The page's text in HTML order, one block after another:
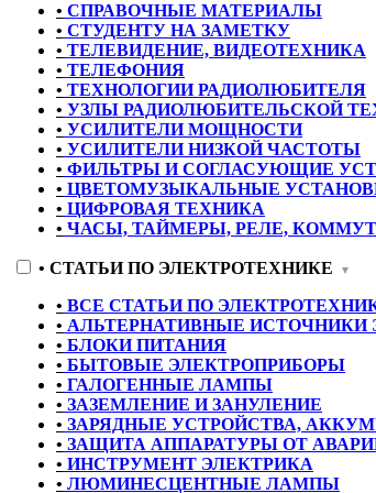
• СПРАВОЧНЫЕ МАТЕРИАЛЫ
• СТУДЕНТУ НА ЗАМЕТКУ
• ТЕЛЕВИДЕНИЕ, ВИДЕОТЕХНИКА
• ТЕЛЕФОНИЯ
• ТЕХНОЛОГИИ РАДИОЛЮБИТЕЛЯ
• УЗЛЫ РАДИОЛЮБИТЕЛЬСКОЙ
• УСИЛИТЕЛИ МОЩНОСТИ
• УСИЛИТЕЛИ НИЗКОЙ ЧАСТОТЫ
• ФИЛЬТРЫ И СОГЛАСУЮЩИЕ
• ЦВЕТОМУЗЫКАЛЬНЫЕ
• ЦИФРОВАЯ ТЕХНИКА
• ЧАСЫ, ТАЙМЕРЫ, РЕЛЕ,
• СТАТЬИ ПО ЭЛЕКТРОТЕХНИКЕ ▼
• ВСЕ СТАТЬИ ПО
• АЛЬТЕРНАТИВНЫЕ ИСТОЧНИКИ
• БЛОКИ ПИТАНИЯ
• БЫТОВЫЕ ЭЛЕКТРОПРИБОРЫ
• ГАЛОГЕННЫЕ ЛАМПЫ
• ЗАЗЕМЛЕНИЕ И ЗАНУЛЕНИЕ
• ЗАРЯДНЫЕ УСТРОЙСТВА,
• ЗАЩИТА АППАРАТУРЫ ОТ
• ИНСТРУМЕНТ ЭЛЕКТРИКА
• ЛЮМИНЕСЦЕНТНЫЕ ЛАМПЫ